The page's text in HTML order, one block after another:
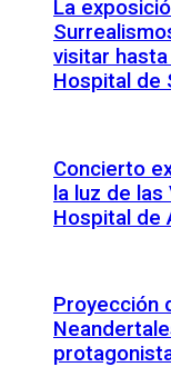
La
visitar
Hospital de
Concierto
la luz de las
Hospital de
Proyección